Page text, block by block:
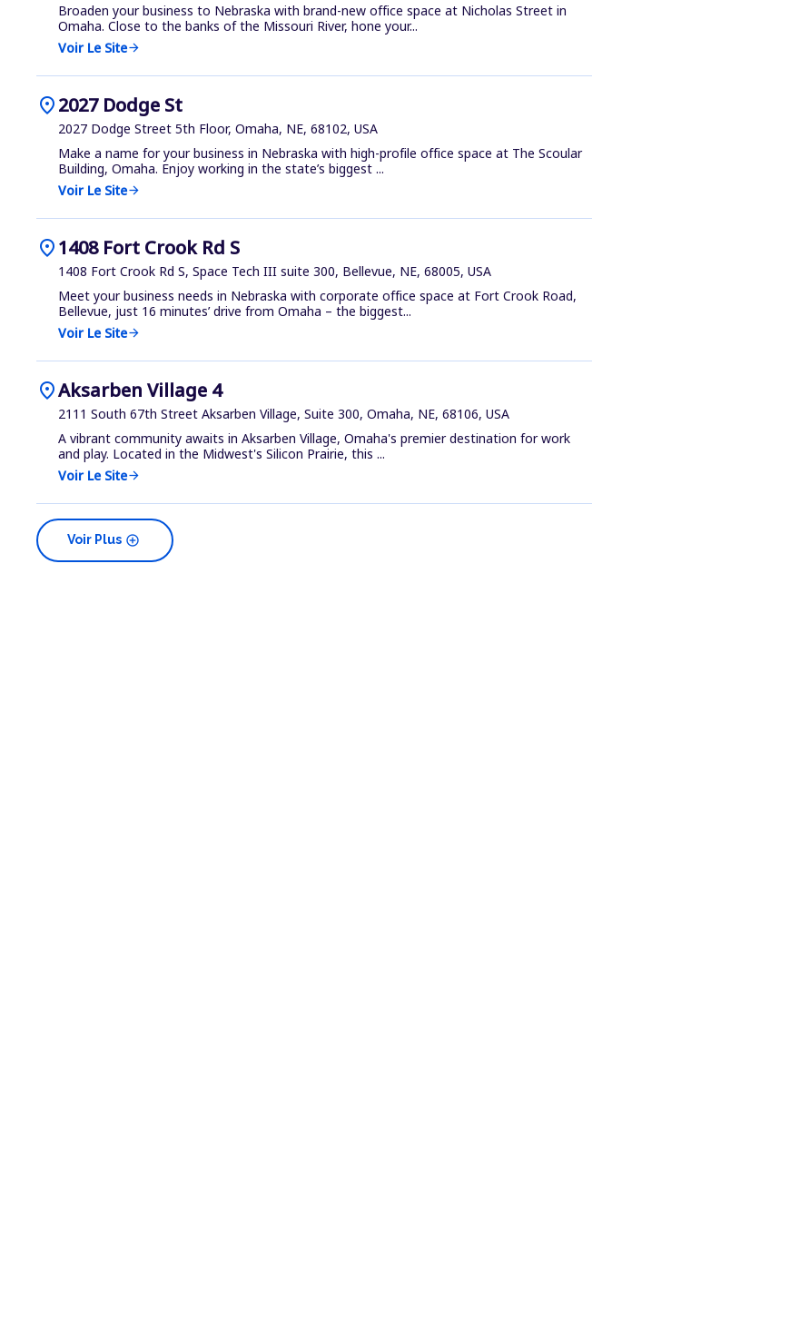
Broaden your business to Nebraska with brand-new office space at Nicholas Street in
Omaha. Close to the banks of the Missouri River, hone your...
Voir Le Sitearrow_forward
location_on2027 Dodge St
2027 Dodge Street 5th Floor, Omaha, NE, 68102, USA
Make a name for your business in Nebraska with high-profile office space at The Scoular
Building, Omaha. Enjoy working in the state’s biggest ...
Voir Le Sitearrow_forward
location_on1408 Fort Crook Rd S
1408 Fort Crook Rd S, Space Tech III suite 300, Bellevue, NE, 68005, USA
Meet your business needs in Nebraska with corporate office space at Fort Crook Road,
Bellevue, just 16 minutes’ drive from Omaha – the biggest...
Voir Le Sitearrow_forward
location_onAksarben Village 4
2111 South 67th Street Aksarben Village, Suite 300, Omaha, NE, 68106, USA
A vibrant community awaits in Aksarben Village, Omaha's premier destination for work
and play. Located in the Midwest's Silicon Prairie, this ...
Voir Le Sitearrow_forward
add_circle
Voir Plus